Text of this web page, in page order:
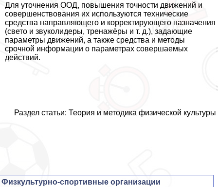
Для уточнения ООД, повышения точности движений и
совершенствования их используются технические
средства направляющего и корректирующего назначения
(свето и звуколидеры, тренажёры и т. д.), задающие
параметры движений, а также средства и методы
срочной информации о параметрах совершаемых
действий.
Раздел статьи: Теория и методика физической культуры
Физкультурно-спортивные организации